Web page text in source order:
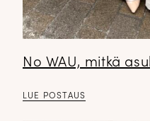
No WAU, mitkä
LUE POSTAUS